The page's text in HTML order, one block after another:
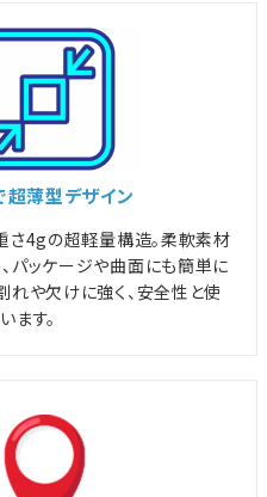
超薄型デザイン
さ4gの超軽量構造。柔軟素材
パッケージや曲面にも簡単に
れや欠けに強く、安全性と使
ます。